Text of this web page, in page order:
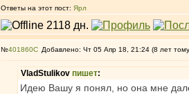
Ответы на этот пост: Ярл
№401860 Добавлено: Чт 05 Апр 18, 21:24 (8 лет
VladStulikov пишет:
Идею Вашу я понял, но она мне